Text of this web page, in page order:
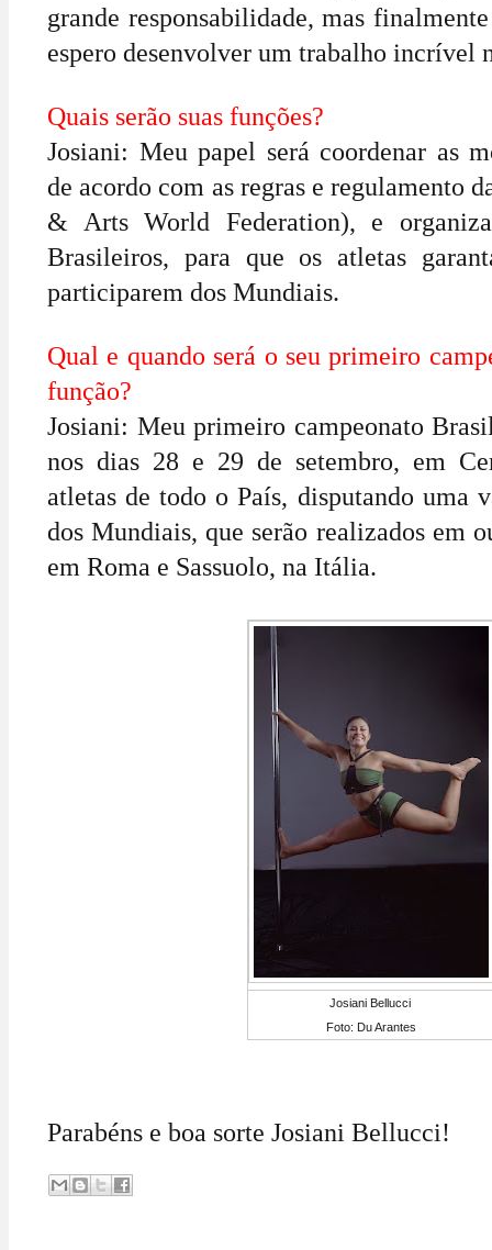
grande responsabilidade, mas
espero desenvolver um trabalho incrível
Quais serão suas funções?
Josiani: Meu papel será coordenar as
de acordo com as regras e regulamento
& Arts World Federation), e
Brasileiros, para que os atletas
participarem dos Mundiais.
Qual e quando será o seu primeiro
função?
Josiani: Meu primeiro campeonato
nos dias 28 e 29 de setembro, em
atletas de todo o País, disputando uma
dos Mundiais, que serão realizados em
em Roma e Sassuolo, na Itália.
Josiani Bellucci
Foto: Du Arantes
Parabéns e boa sorte Josiani Bellucci!